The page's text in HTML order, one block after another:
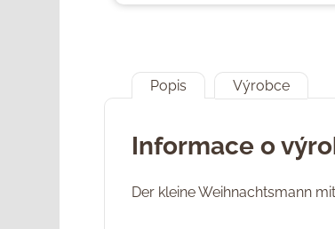
Popis Výrobce
Informace o
Der kleine Weihnachtsmann